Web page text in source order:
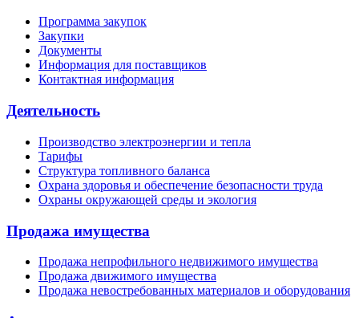
Программа закупок
Закупки
Документы
Информация для поставщиков
Контактная информация
Деятельность
Производство электроэнергии и тепла
Тарифы
Структура топливного баланса
Охрана здоровья и обеспечение безопасности труда
Охраны окружающей среды и экология
Продажа имущества
Продажа непрофильного недвижимого имущества
Продажа движимого имущества
Продажа невостребованных материалов и оборудования